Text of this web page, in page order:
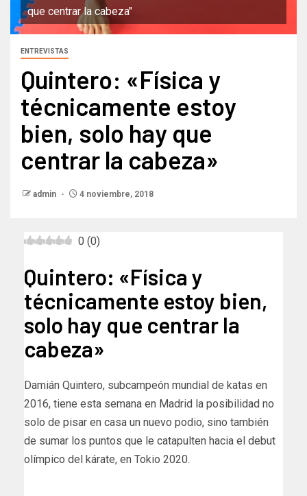
que centrar la cabeza"
ENTREVISTAS
Quintero: «Física y
técnicamente estoy
bien, solo hay que
centrar la cabeza»
admin 4 noviembre, 2018
0 (0)
Quintero: «Física y
técnicamente estoy bien,
solo hay que centrar la
cabeza»
Damián Quintero, subcampeón mundial de katas en
2016, tiene esta semana en Madrid la posibilidad no
solo de pisar en casa un nuevo podio, sino también
de sumar los puntos que le catapulten hacia el debut
olímpico del kárate, en Tokio 2020.